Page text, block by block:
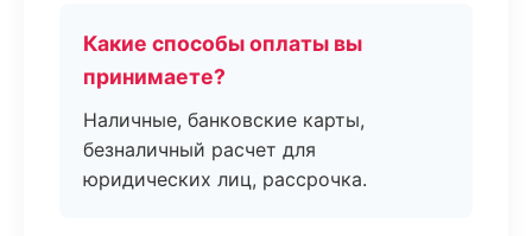
Какие способы оплаты вы
принимаете?
Наличные, банковские карты,
безналичный расчет для
юридических лиц, рассрочка.